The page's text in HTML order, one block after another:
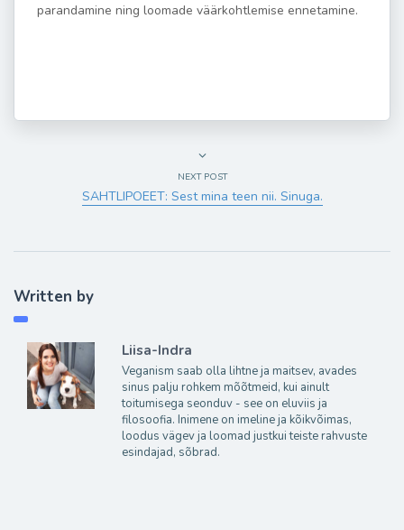
parandamine ning loomade väärkohtlemise ennetamine.
NEXT POST
SAHTLIPOEET: Sest mina teen nii. Sinuga.
Written by
Liisa-Indra
Veganism saab olla lihtne ja maitsev, avades
sinus palju rohkem mõõtmeid, kui ainult
toitumisega seonduv - see on eluviis ja
filosoofia. Inimene on imeline ja kõikvõimas,
loodus vägev ja loomad justkui teiste rahvuste
esindajad, sõbrad.